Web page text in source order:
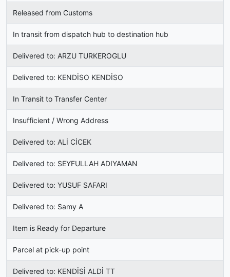
Released from Customs
In transit from dispatch hub to destination hub
Delivered to: ARZU TURKEROGLU
Delivered to: KENDİSO KENDİSO
In Transit to Transfer Center
Insufficient / Wrong Address
Delivered to: ALİ CİCEK
Delivered to: SEYFULLAH ADIYAMAN
Delivered to: YUSUF SAFARI
Delivered to: Samy A
Item is Ready for Departure
Parcel at pick-up point
Delivered to: KENDİSİ ALDİ TT